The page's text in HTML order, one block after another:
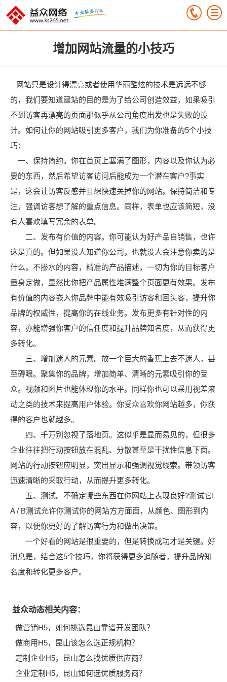
增加网站流量的小技巧
网站只是设计得漂亮或者使用华丽酷炫的技术是远远不够
的，我们要知道建站的目的是为了给公司创造效益，如果吸引
不到访客再漂亮的页面那似乎从公司角度出发也是失败的设
计。如何让你的网站吸引更多客户，我们为你准备的5个小技
巧：
一、保持简约。你在首页上塞满了图形，内容以及你认为必
要的东西，然后希望访客访问后能成为一个潜在客户?事实
是，这会让访客反感并且想快速关掉你的网站。保持简洁和专
注，强调访客想了解的重点信息。同样，表单也应该简短，没
有人喜欢填写冗余的表单。
二、发布有价值的内容。你可能认为好产品自销售，也许
这是真的。但如果没人知道你公司，也就没人会注意你卖的是
什么。不掺水的内容，精准的产品描述，一切为你的目标客户
量身定做，显然比你把产品属性堆满整个页面更有效果。发布
有价值的内容嵌入你品牌中能有效吸引访客和回头客，提升你
品牌的权威性，提高你的在线业务。发布更多有针对性的内
容，亦能增强你客户的信任度和提升品牌知名度，从而获得更
多转化。
三、增加迷人的元素。放一个巨大的香蕉上去不迷人，甚
至碍眼。聚集你的品牌，增加简单、清晰的元素吸引你的受
众。视频和图片也能体现你的水平。同样你也可以采用视差滚
动之类的技术来提高用户体验。你受众喜欢你网站越多，你获
得的客户也就越多。
四、千万别忽视了落地页。这似乎是显而易见的，但很多
企业往往把行动按钮放在混乱、分散甚至是干扰性信息下面。
网站的行动按钮应明显，突出显示和强调视觉线索。带领访客
迅速清晰的采取行动，从而提升更多转化。
五、测试。不确定哪些东西在你网站上表现良好?测试它!
A / B测试允许你测试你的网站方方面面，从颜色、图形到内
容，以便你更好的了解访客行为和做出决策。
一个好看的网站是很重要的，但是转换成功才是关键。好
消息是，结合这5个技巧，你将获得更多追随者，提升品牌知
名度和转化更多客户。
益众动态相关内容：
做营销H5，如何挑选昆山靠谱开发团队？
做商用H5，昆山该怎么选正规机构？
定制企业H5，昆山怎么找优质供应商？
企业定制H5，昆山如何选优质服务商？